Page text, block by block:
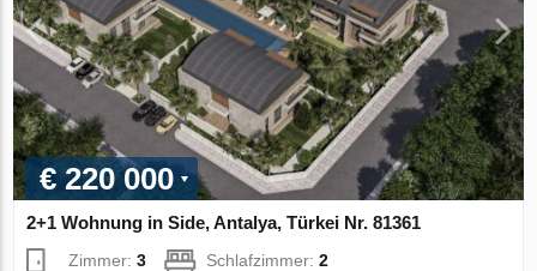
€ 220 000
2+1 Wohnung in Side, Antalya, Türkei Nr. 81361
Zimmer:3 Schlafzimmer:2